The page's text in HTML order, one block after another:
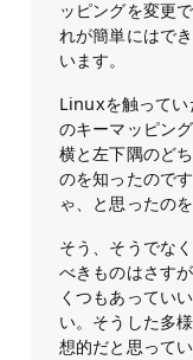
ッピングを変更
れが簡単にはで
います。
Linuxを触ってい
のキーマッピン
横と左下隅のど
のを知ったので
ゃ、と思ったの
そう、そうでな
べきものはさす
くつもあってい
い。そうした多
想的だと思ってい